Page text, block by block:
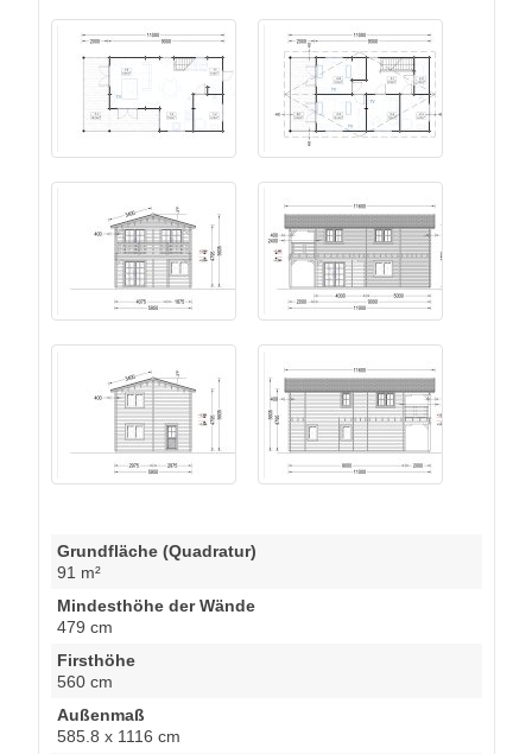
Grundfläche (Quadratur)
91 m²
Mindesthöhe der Wände
479 cm
Firsthöhe
560 cm
Außenmaß
585.8 x 1116 cm